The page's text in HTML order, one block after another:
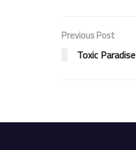
Previous Post
Toxic Paradise